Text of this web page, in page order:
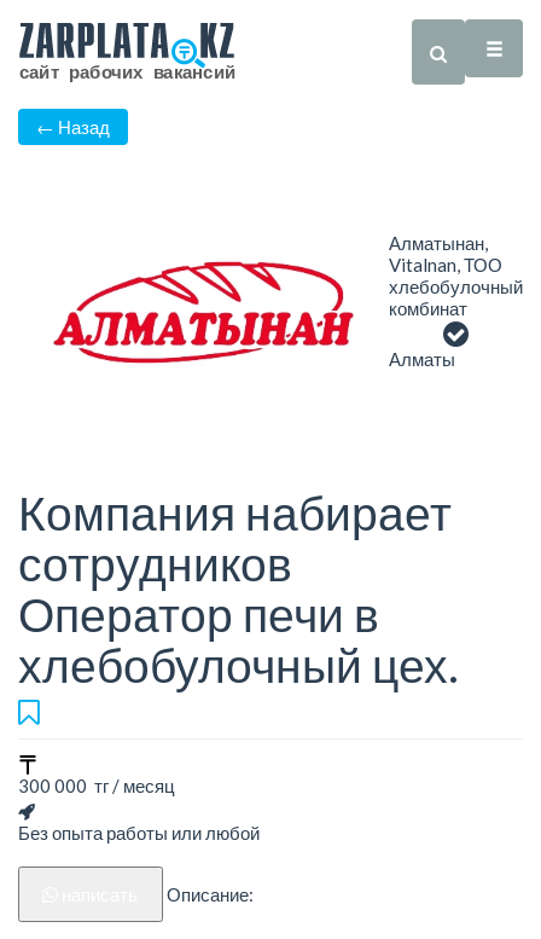
← Назад
Алматынан,
Vitalnan, ТОО
хлебобулочный
комбинат
Алматы
Компания набирает
сотрудников
Оператор печи в
хлебобулочный цех.
300 000 тг / месяц
Без опыта работы или любой
Описание: